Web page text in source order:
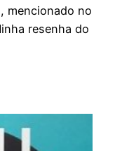
mencionado no
resenha do